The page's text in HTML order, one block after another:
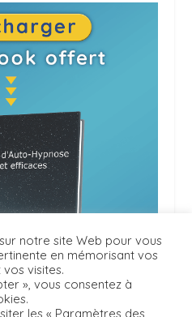
notre site Web pour vous
en mémorisant vos
visites.
», vous consentez à
les « Paramètres des